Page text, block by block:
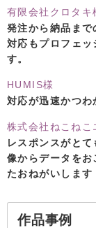
有限会社クロタキ
発注から納品ま
対応もプロフェッ
す。
HUMIS様
対応が迅速かつわ
株式会社ねこねこ
レスポンスがと
像からデータをお
たおねがいします
作品事例